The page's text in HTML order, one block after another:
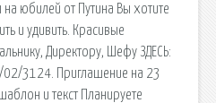
юбилей от Путина Вы хотите
и удивить. Красивые
Директору, Шефу ЗДЕСЬ:
3124. Приглашение на 23
и текст Планируете